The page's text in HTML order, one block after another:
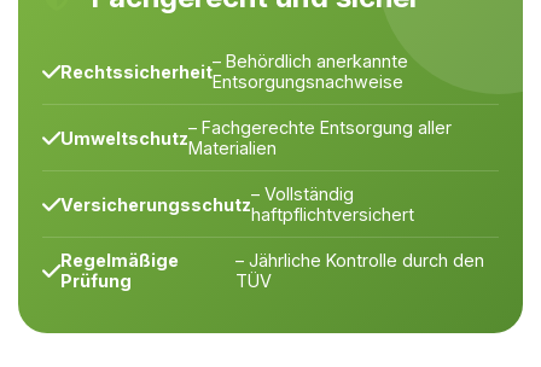
Rechtssicherheit– Behördlich anerkannte
Entsorgungsnachweise
Umweltschutz– Fachgerechte Entsorgung aller
Materialien
Versicherungsschutz– Vollständig
haftpflichtversichert
Regelmäßige
Prüfung
– Jährliche Kontrolle durch den
TÜV